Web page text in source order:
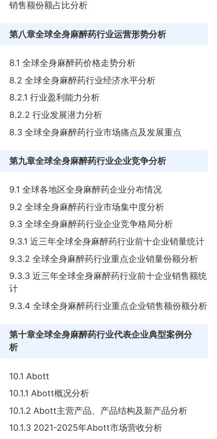
销售额份额占比分析
第八章全球全身麻醉药行业运营形势分析
8.1 全球全身麻醉药价格走势分析
8.2 全球全身麻醉药行业经济水平分析
8.2.1 行业盈利能力分析
8.2.2 行业发展潜力分析
8.3 全球全身麻醉药行业市场痛点及发展重点
第九章全球全身麻醉药行业企业竞争分析
9.1 全球各地区全身麻醉药企业分布情况
9.2 全球全身麻醉药行业市场集中度分析
9.3 全球全身麻醉药行业企业竞争格局分析
9.3.1 近三年全球全身麻醉药行业前十企业销量统计
9.3.2 全球全身麻醉药行业重点企业销量份额分析
9.3.3 近三年全球全身麻醉药行业前十企业销售额统
计
9.3.4 全球全身麻醉药行业重点企业销售额份额分析
第十章全球全身麻醉药行业代表企业典型案例分
析
10.1 Abott
10.1.1 Abott概况分析
10.1.2 Abott主营产品、产品结构及新产品分析
10.1.3 2021-2025年Abott市场营收分析